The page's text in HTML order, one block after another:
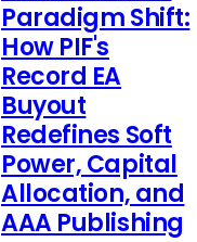
Paradigm Shift:
How PIF's
Record EA
Buyout
Redefines Soft
Power, Capital
Allocation, and
AAA Publishing